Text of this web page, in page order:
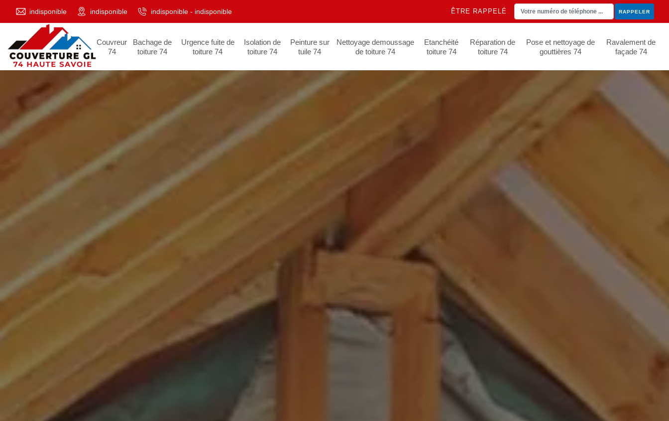
indisponible indisponible indisponible - indisponible ÊTRE RAPPELÉ
Couvreur
74
Bachage de
toiture 74
Urgence fuite de
toiture 74
Isolation de
toiture 74
Peinture sur
tuile 74
Nettoyage demoussage
de toiture 74
Etanchéité
toiture 74
Réparation de
toiture 74
Pose et nettoyage de
gouttières 74
Ravalement de
façade 74